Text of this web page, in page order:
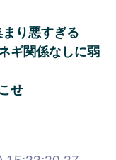
り悪すぎる
ギ関係なしに弱
せ